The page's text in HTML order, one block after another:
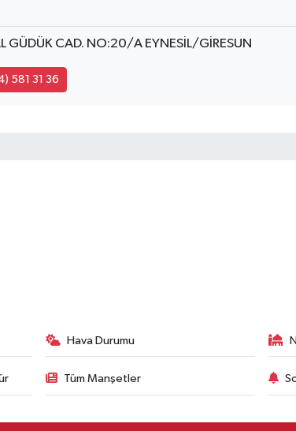
GÜDÜK CAD. NO:20/A EYNESİL/GİRESUN
581 31 36
Hava Durumu
Tüm Manşetler